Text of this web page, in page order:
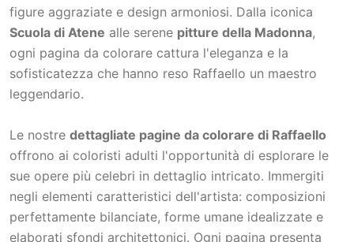
figure aggraziate e design armoniosi. Dalla iconica
Scuola di Atene alle serene pitture della Madonna,
ogni pagina da colorare cattura l'eleganza e la
sofisticatezza che hanno reso Raffaello un maestro
leggendario.
Le nostre dettagliate pagine da colorare di Raffaello
offrono ai coloristi adulti l'opportunità di esplorare le
sue opere più celebri in dettaglio intricato. Immergiti
negli elementi caratteristici dell'artista: composizioni
perfettamente bilanciate, forme umane idealizzate e
elaborati sfondi architettonici. Ogni pagina presenta